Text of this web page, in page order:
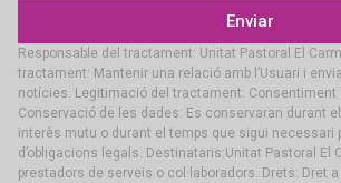
Enviar
Responsable del tractament: Unitat Pastoral El
tractament: Mantenir una relació amb l’Usuari i
notícies. Legitimació del tractament: Consentiment
Conservació de les dades: Es conservaran durant
interès mutu o durant el temps que sigui necessari
d’obligacions legals. Destinataris:Unitat Pastoral El
prestadors de serveis o col·laboradors. Drets: Dret a